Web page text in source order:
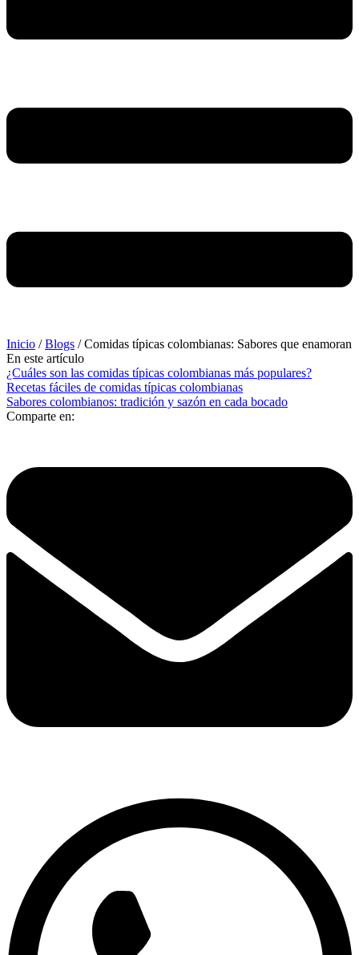
Inicio /Blogs /Comidas típicas colombianas: Sabores que enamoran
En este artículo
¿Cuáles son las comidas típicas colombianas más populares?
Recetas fáciles de comidas típicas colombianas
Sabores colombianos: tradición y sazón en cada bocado
Comparte en: